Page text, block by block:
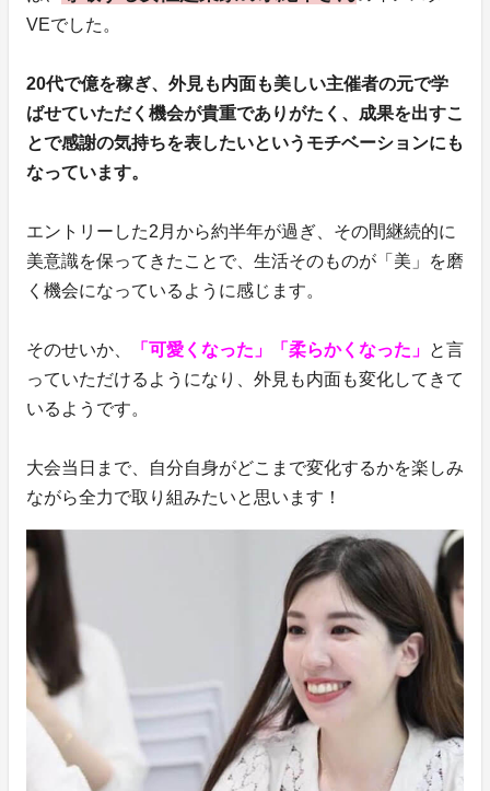
VEでした。
20代で億を稼ぎ、外見も内面も美しい主催者の元で学
ばせていただく機会が貴重でありがたく、成果を出すこ
とで感謝の気持ちを表したいというモチベーションにも
なっています。
エントリーした2月から約半年が過ぎ、その間継続的に
美意識を保ってきたことで、生活そのものが「美」を磨
く機会になっているように感じます。
そのせいか、 「可愛くなった」「柔らかくなった」 と言
っていただけるようになり、外見も内面も変化してきて
いるようです。
大会当日まで、自分自身がどこまで変化するかを楽しみ
ながら全力で取り組みたいと思います！